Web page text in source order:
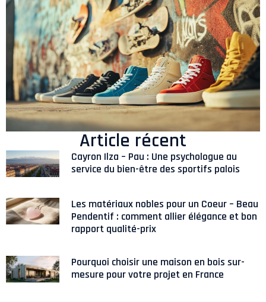
Article récent
Cayron Ilza – Pau : Une psychologue au
service du bien-être des sportifs palois
Les matériaux nobles pour un Coeur – Beau
Pendentif : comment allier élégance et bon
rapport qualité-prix
Pourquoi choisir une maison en bois sur-
mesure pour votre projet en France